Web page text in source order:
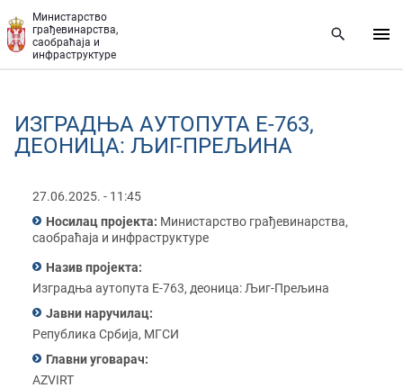
Министарство
грађевинарства,
саобраћаја и
инфраструктуре
ИЗГРАДЊА АУТОПУТА Е-763,
ДЕОНИЦА: ЉИГ-ПРЕЉИНА
27.06.2025. - 11:45
Носилац пројекта: Министарство грађевинарства,
саобраћаја и инфраструктуре
Назив пројекта:
Изградња аутопута Е-763, деоница: Љиг-Прељина
Јавни наручилац:
Република Србија, МГСИ
Главни уговарач:
AZVIRT